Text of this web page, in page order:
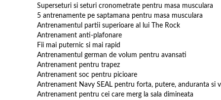
Superseturi si seturi cronometrate pentru masa musculara
5 antrenamente pe saptamana pentru masa musculara
Antrenamentul partii superioare al lui The Rock
Antrenament anti-plafonare
Fii mai puternic si mai rapid
Antrenamentul german de volum pentru avansati
Antrenament pentru trapez
Antrenament soc pentru picioare
Antrenament Navy SEAL pentru forta, putere, anduranta si
Antrenament pentru cei care merg la sala dimineata